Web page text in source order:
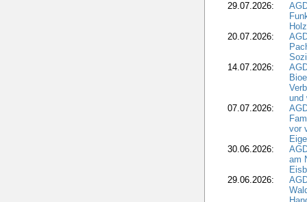
29.07.2026:
20.07.2026:
14.07.2026:
und
07.07.2026:
vor
30.06.2026:
am
29.06.2026: